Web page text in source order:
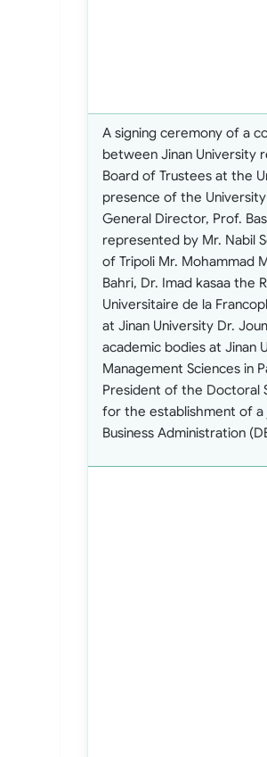
A signing ceremony of a
between Jinan University
Board of Trustees at the
presence of the
General Director, Prof.
represented by Mr. Nabil
of Tripoli Mr. Mohammad
Bahri, Dr. Imad kasaa the
Universitaire de la
at Jinan University Dr.
academic bodies at Jinan
Management Sciences in
President of the Doctoral
for the establishment of
Business Administration